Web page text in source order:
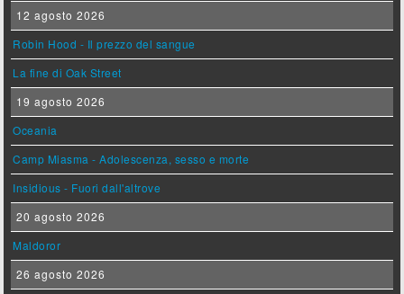
12 agosto 2026
Robin Hood - Il prezzo del sangue
La fine di Oak Street
19 agosto 2026
Oceania
Camp Miasma - Adolescenza, sesso e morte
Insidious - Fuori dall'altrove
20 agosto 2026
Maldoror
26 agosto 2026